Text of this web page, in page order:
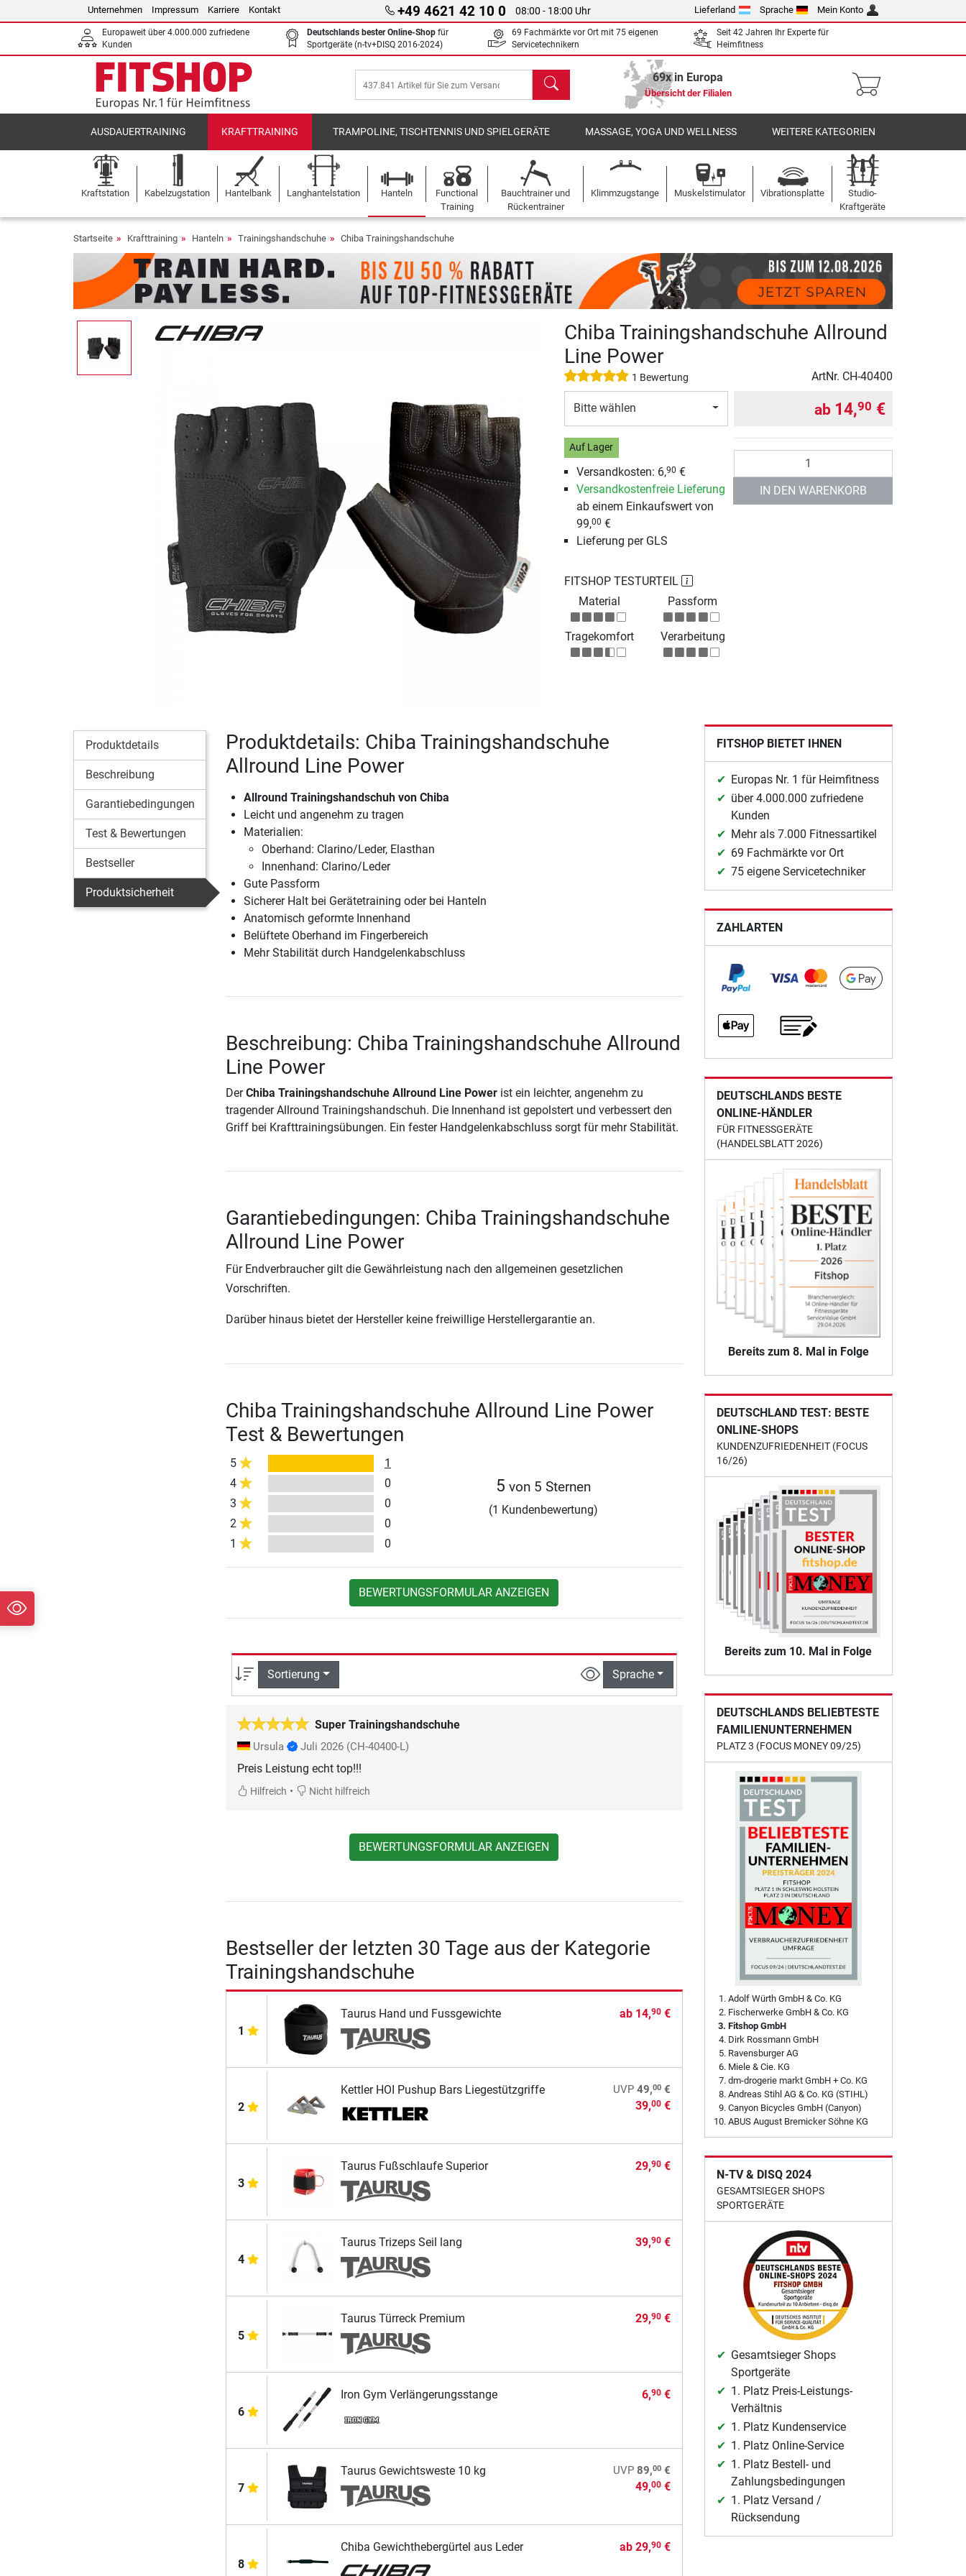
Unternehmen Impressum Karriere Kontakt +49 4621 42 10 0 08:00 - 18:00 Uhr Lieferland Sprache Mein Konto
Europaweit über 4.000.000 zufriedene
Kunden
Deutschlands bester Online-Shop für
Sportgeräte (n-tv+DISQ 2016-2024)
69 Fachmärkte vor Ort mit 75 eigenen
Servicetechnikern
Seit 42 Jahren Ihr Experte für
Heimfitness
Suchen 69x in Europa
Übersicht der Filialen
AUSDAUERTRAINING KRAFTTRAINING TRAMPOLINE, TISCHTENNIS UND SPIELGERÄTE MASSAGE, YOGA UND WELLNESS WEITERE KATEGORIEN
Kraftstation Kabelzugstation Hantelbank Langhantelstation Hanteln
Functional
Training
Bauchtrainer und
Rückentrainer
Klimmzugstange Muskelstimulator Vibrationsplatte
Studio-
Kraftgeräte
Startseite Krafttraining Hanteln Trainingshandschuhe Chiba Trainingshandschuhe
Chiba Trainingshandschuhe Allround
Line Power
1 Bewertung ArtNr. CH-40400
Bitte wählen
Auf Lager
Versandkosten: 6,90 €
Versandkostenfreie Lieferung
ab einem Einkaufswert von
99,00 €
Lieferung per GLS
ab 14,90 €
IN DEN WARENKORB
FITSHOP TESTURTEIL
Material
Passform
Tragekomfort Verarbeitung
Produktdetails
Beschreibung
Garantiebedingungen
Test & Bewertungen
Bestseller
Produktsicherheit
Produktdetails: Chiba Trainingshandschuhe
Allround Line Power
Allround Trainingshandschuh von Chiba
Leicht und angenehm zu tragen
Materialien:
Oberhand: Clarino/Leder, Elasthan
Innenhand: Clarino/Leder
Gute Passform
Sicherer Halt bei Gerätetraining oder bei Hanteln
Anatomisch geformte Innenhand
Belüftete Oberhand im Fingerbereich
Mehr Stabilität durch Handgelenkabschluss
Beschreibung: Chiba Trainingshandschuhe Allround
Line Power
DerChiba Trainingshandschuhe Allround Line Powerist ein leichter, angenehm zu
tragender Allround Trainingshandschuh. Die Innenhand ist gepolstert und verbessert den
Griff bei Krafttrainingsübungen. Ein fester Handgelenkabschluss sorgt für mehr Stabilität.
Garantiebedingungen: Chiba Trainingshandschuhe
Allround Line Power
Für Endverbraucher gilt die Gewährleistung nach den allgemeinen gesetzlichen
Vorschriften.
Darüber hinaus bietet der Hersteller keine freiwillige Herstellergarantie an.
Chiba Trainingshandschuhe Allround Line Power
Test & Bewertungen
5
1
4
0
3
0
2
0
1
0
5 von 5 Sternen
(1 Kundenbewertung)
BEWERTUNGSFORMULAR ANZEIGEN
Sortierung Sprache
Super Trainingshandschuhe
Ursula Juli 2026 (CH-40400-L)
Preis Leistung echt top!!!
Hilfreich • Nicht hilfreich
BEWERTUNGSFORMULAR ANZEIGEN
Bestseller der letzten 30 Tage aus der Kategorie
Trainingshandschuhe
1
Taurus Hand und Fussgewichte ab 14,90 €
2
Kettler HOI Pushup Bars Liegestützgriffe UVP 49,00 €
39,00 €
3
Taurus Fußschlaufe Superior 29,90 €
4
Taurus Trizeps Seil lang 39,90 €
5
Taurus Türreck Premium 29,90 €
6
Iron Gym Verlängerungsstange 6,90 €
7
Taurus Gewichtsweste 10 kg UVP 89,00 €
49,00 €
8
Chiba Gewichthebergürtel aus Leder ab29,90 €
FITSHOP BIETET IHNEN
Europas Nr. 1 für Heimfitness
über 4.000.000 zufriedene
Kunden
Mehr als 7.000 Fitnessartikel
69 Fachmärkte vor Ort
75 eigene Servicetechniker
ZAHLARTEN
DEUTSCHLANDS BESTE
ONLINE-HÄNDLER
FÜR FITNESSGERÄTE
(HANDELSBLATT 2026)
Bereits zum 8. Mal in Folge
DEUTSCHLAND TEST: BESTE
ONLINE-SHOPS
KUNDENZUFRIEDENHEIT (FOCUS
16/26)
Bereits zum 10. Mal in Folge
DEUTSCHLANDS BELIEBTESTE
FAMILIENUNTERNEHMEN
PLATZ 3 (FOCUS MONEY 09/25)
Adolf Würth GmbH & Co. KG
Fischerwerke GmbH & Co. KG
Fitshop GmbH
Dirk Rossmann GmbH
Ravensburger AG
Miele & Cie. KG
dm-drogerie markt GmbH + Co. KG
Andreas Stihl AG & Co. KG (STIHL)
Canyon Bicycles GmbH (Canyon)
ABUS August Bremicker Söhne KG
N-TV & DISQ 2024
GESAMTSIEGER SHOPS
SPORTGERÄTE
Gesamtsieger Shops
Sportgeräte
1. Platz Preis-Leistungs-
Verhältnis
1. Platz Kundenservice
1. Platz Online-Service
1. Platz Bestell- und
Zahlungsbedingungen
1. Platz Versand /
Rücksendung